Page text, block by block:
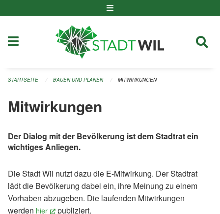
STARTSEITE BAUEN UND PLANEN MITWIRKUNGEN
Mitwirkungen
Der Dialog mit der Bevölkerung ist dem Stadtrat ein
wichtiges Anliegen.
Die Stadt Wil nutzt dazu die E-Mitwirkung. Der Stadtrat
lädt die Bevölkerung dabei ein, ihre Meinung zu einem
Vorhaben abzugeben. Die laufenden Mitwirkungen
werden hier (External Link)
publiziert.